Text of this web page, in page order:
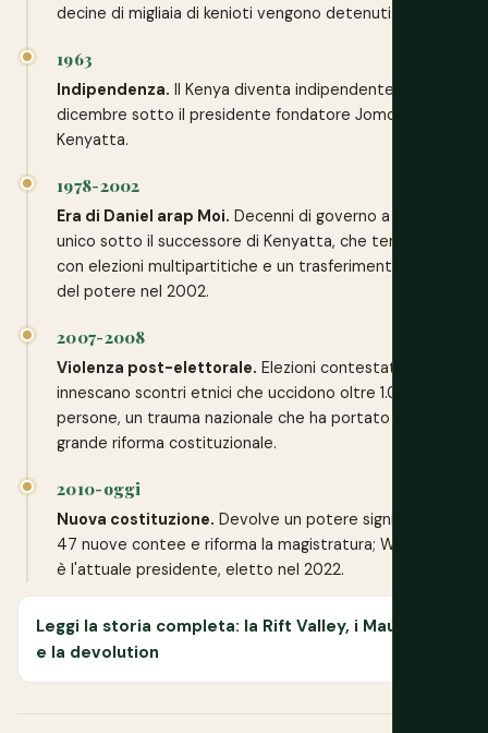
decine di migliaia di kenioti vengono detenuti.
1963
Indipendenza. Il Kenya diventa indipendente il 12
dicembre sotto il presidente fondatore Jomo
Kenyatta.
1978-2002
Era di Daniel arap Moi. Decenni di governo a partito
unico sotto il successore di Kenyatta, che terminano
con elezioni multipartitiche e un trasferimento pacifico
del potere nel 2002.
2007-2008
Violenza post-elettorale. Elezioni contestate
innescano scontri etnici che uccidono oltre 1.000
persone, un trauma nazionale che ha portato a una
grande riforma costituzionale.
2010-oggi
Nuova costituzione. Devolve un potere significativo a
47 nuove contee e riforma la magistratura; William Ruto
è l'attuale presidente, eletto nel 2022.
Leggi la storia completa: la Rift Valley, i Mau Mau
e la devolution